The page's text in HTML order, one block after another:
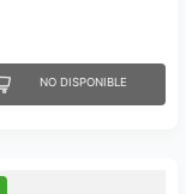
NO DISPONIBLE